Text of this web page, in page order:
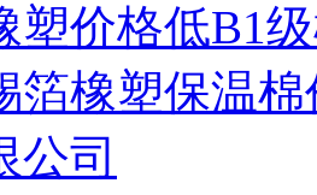
塑价格低B1
箔橡塑保温
公司